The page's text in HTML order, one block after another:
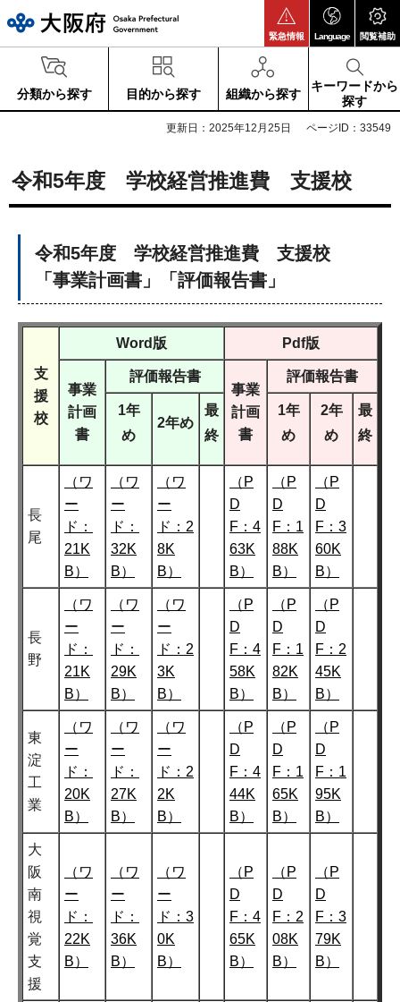
緊急情報 Language 閲覧補助
分類から探す 目的から探す 組織から探す
キーワードから
探す
更新日：2025年12月25日 ページID：33549
令和5年度 学校経営推進費 支援校
令和5年度 学校経営推進費 支援校
「事業計画書」「評価報告書」
支
援
校
Word版 Pdf版
事業
計画
書
評価報告書
事業
計画
書
評価報告書
1年
め
2年め
最
終
1年
め
2年
め
最
終
長
尾
（ワ
ー
ド：
21K
B）
（ワ
ー
ド：
32K
B）
（ワ
ー
ド：2
8K
B）
（P
D
F：4
63K
B）
（P
D
F：1
88K
B）
（P
D
F：3
60K
B）
長
野
（ワ
ー
ド：
21K
B）
（ワ
ー
ド：
29K
B）
（ワ
ー
ド：2
3K
B）
（P
D
F：4
58K
B）
（P
D
F：1
82K
B）
（P
D
F：2
45K
B）
東
淀
工
業
（ワ
ー
ド：
20K
B）
（ワ
ー
ド：
27K
B）
（ワ
ー
ド：2
2K
B）
（P
D
F：4
44K
B）
（P
D
F：1
65K
B）
（P
D
F：1
95K
B）
大
阪
南
視
覚
支
援
（ワ
ー
ド：
22K
B）
（ワ
ー
ド：
36K
B）
（ワ
ー
ド：3
0K
B）
（P
D
F：4
65K
B）
（P
D
F：2
08K
B）
（P
D
F：3
79K
B）